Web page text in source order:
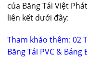
của Băng Tải Việt
liên kết dưới đây:
Tham khảo thêm: 02
Băng Tải PVC & Bảng